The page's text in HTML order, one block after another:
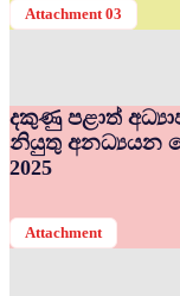
Attachment 03
දකුණු පළාත්
නියුතු අනධ්‍යයන
2025
Attachment